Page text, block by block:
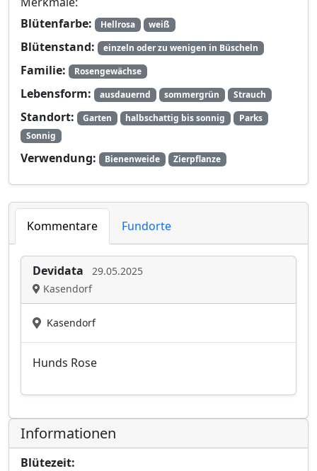
Blütenfarbe:
Hellrosa weiß
Blütenstand: einzeln oder zu wenigen in Büscheln
Familie: Rosengewächse
Lebensform: ausdauernd sommergrün Strauch
Standort: Garten halbschattig bis sonnig
Parks
Sonnig
Verwendung: Bienenweide Zierpflanze
Kommentare Fundorte
Devidata
29.05.2025
Kasendorf
Kasendorf
Hunds Rose
Informationen
Blütezeit: